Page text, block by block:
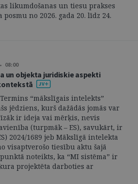
likumdošanas un tiesu prakses
no 2026. gada 20. līdz 24.
08:00
un objekta juridiskie aspekti
“mākslīgais intelekts”
jēdziens, kurš dažādās jomās var
ir ideja vai mērķis, nevis
(turpmāk – ES), savukārt, ir
2024/1689 jeb Mākslīgā intelekta
visaptverošo tiesību aktu šajā
noteikts, ka “MI sistēma” ir
projektēta darboties ar